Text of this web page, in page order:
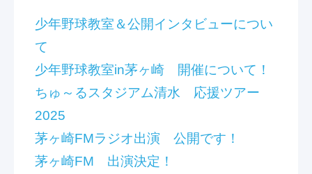
少年野球教室＆公開インタビューについ
て
少年野球教室in茅ヶ崎 開催について！
ちゅ～るスタジアム清水 応援ツアー
2025
茅ヶ崎FMラジオ出演 公開です！
茅ヶ崎FM 出演決定！